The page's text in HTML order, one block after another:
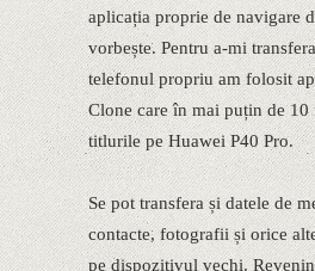
aplicația proprie de navigare
vorbește. Pentru a-mi
telefonul propriu am folosit
Clone care în mai puțin de 10
titlurile pe Huawei P40 Pro.
Se pot transfera și datele de
contacte, fotografii și orice
pe dispozitivul vechi.